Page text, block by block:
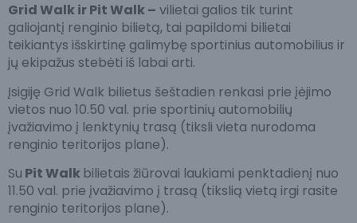
Grid Walk ir Pit Walk – vilietai galios tik turint
galiojantį renginio bilietą, tai papildomi bilietai
teikiantys išskirtinę galimybę sportinius automobilius ir
jų ekipažus stebėti iš labai arti.
Įsigiję Grid Walk bilietus šeštadien renkasi prie įėjimo
vietos nuo 10.50 val. prie sportinių automobilių
įvažiavimo į lenktynių trasą (tiksli vieta nurodoma
renginio teritorijos plane).
Su Pit Walk bilietais žiūrovai laukiami penktadienį nuo
11.50 val. prie įvažiavimo į trasą (tikslią vietą irgi rasite
renginio teritorijos plane).